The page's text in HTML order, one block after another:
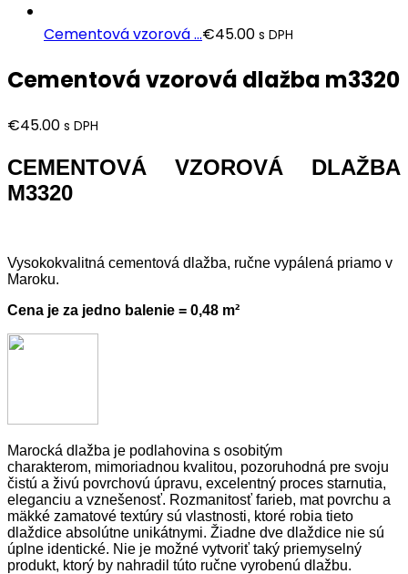
Cementová vzorová ...€45.00 s DPH
Cementová vzorová dlažba m3320
€45.00 s DPH
CEMENTOVÁ VZOROVÁ DLAŽBA
M3320
Vysokokvalitná cementová dlažba, ručne vypálená priamo v
Maroku.
Cena je za jedno balenie = 0,48 m²
Marocká dlažba je podlahovina s osobitým
charakterom, mimoriadnou kvalitou, pozoruhodná pre svoju
čistú a živú povrchovú úpravu, excelentný proces starnutia,
eleganciu a vznešenosť. Rozmanitosť farieb, mat povrchu a
mäkké zamatové textúry sú vlastnosti, ktoré robia tieto
dlaždice absolútne unikátnymi. Žiadne dve dlaždice nie sú
úplne identické. Nie je možné vytvoriť taký priemyselný
produkt, ktorý by nahradil túto ručne vyrobenú dlažbu.